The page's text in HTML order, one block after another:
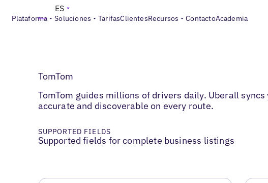
Plataforma Soluciones TarifasClientesRecursos ContactoAcademia
ES
TomTom
TomTom guides millions of drivers daily. Uberall
accurate and discoverable on every route.
SUPPORTED FIELDS
Supported fields for complete business listings